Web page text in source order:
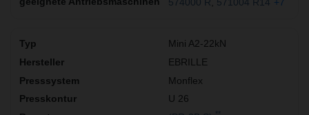
+7
Mini A2-22kN
EBRILLE
Monflex
U 26